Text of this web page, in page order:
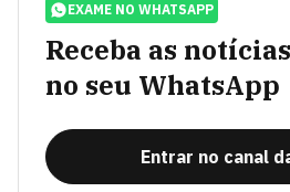
EXAME NO WHATSAPP
Receba as
no seu WhatsApp
Entrar no canal